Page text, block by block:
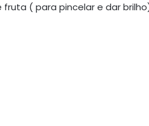
fruta ( para pincelar e dar